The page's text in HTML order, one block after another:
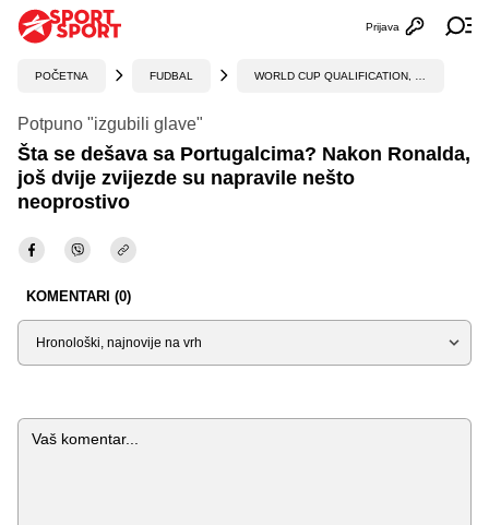
Otvori
Prijava
POČETNA FUDBAL
Potpuno "izgubili glave"
Šta se dešava sa Portugalcima? Nakon Ronalda,
još dvije zvijezde su napravile nešto
neoprostivo
KOMENTARI (0)
Sortiraj
Komentar